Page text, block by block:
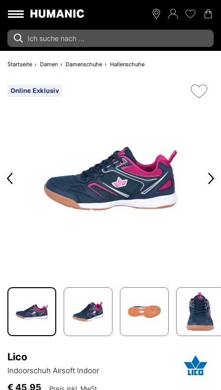
Startseite Damen Damenschuhe Hallenschuhe
Online Exklusiv
Lico
Indoorschuh Airsoft Indoor
€ 45,95